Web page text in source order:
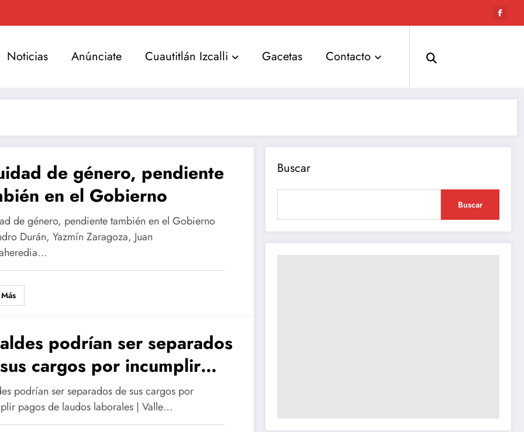
Noticias Anúnciate Cuautitlán Izcalli Gacetas Contacto
de género, pendiente
en el Gobierno
de género, pendiente también en el Gobierno
Durán, Yazmín Zaragoza, Juan
podrían ser separados
cargos por incumplir
de laudos laborales
podrían ser separados de sus cargos por
pagos de laudos laborales | Valle…
Buscar
Buscar